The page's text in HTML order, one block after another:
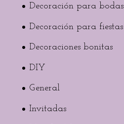
Decoración para bodas
Decoración para fiestas
Decoraciones bonitas
DIY
General
Invitadas